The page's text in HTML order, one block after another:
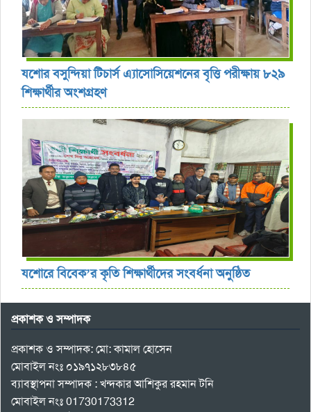
যশোর বসুন্দিয়া টিচার্স এ্যাসোসিয়েশনের বৃত্তি পরীক্ষায় ৮২৯
শিক্ষার্থীর অংশগ্রহণ
যশোরে বিবেক’র কৃতি শিক্ষার্থীদের সংবর্ধনা অনুষ্ঠিত
প্রকাশক ও সম্পাদক
প্রকাশক ও সম্পাদক: মো: কামাল হোসেন
মোবাইল নংঃ ০১৯৭১২৮৩৮৪৫
ব্যাবস্থাপনা সম্পাদক : খন্দকার আশিকুর রহমান টনি
মোবাইল নংঃ 01730173312